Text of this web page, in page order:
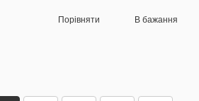
Порівняти В бажання